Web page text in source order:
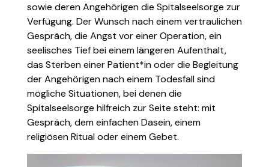
sowie deren Angehörigen die Spitalseelsorge zur
Verfügung. Der Wunsch nach einem vertraulichen
Gespräch, die Angst vor einer Operation, ein
seelisches Tief bei einem längeren Aufenthalt,
das Sterben einer Patient*in oder die Begleitung
der Angehörigen nach einem Todesfall sind
mögliche Situationen, bei denen die
Spitalseelsorge hilfreich zur Seite steht: mit
Gespräch, dem einfachen Dasein, einem
religiösen Ritual oder einem Gebet.